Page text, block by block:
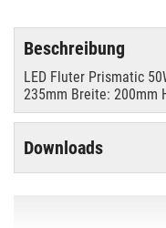
Beschreibung
LED Fluter Prismatic
235mm Breite: 200mm
Downloads